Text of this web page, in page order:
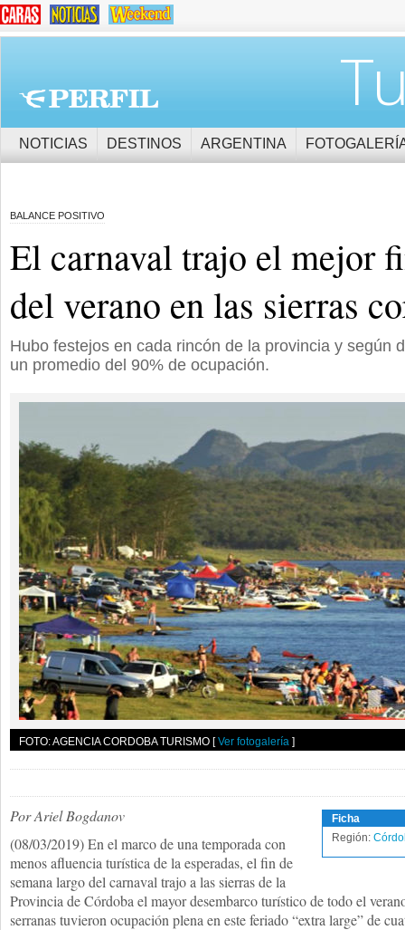
NOTICIAS DESTINOS ARGENTINA
BALANCE POSITIVO
El carnaval trajo el mejor
del verano en las sierras
Hubo festejos en cada rincón de la provincia y según
un promedio del 90% de ocupación.
FOTO: AGENCIA CORDOBA TURISMO [Ver fotogalería ]
Ficha
Región:
Por Ariel Bogdanov
(08/03/2019) En el marco de una temporada con
menos afluencia turística de la esperadas, el fin de
semana largo del carnaval trajo a las sierras de la
Provincia de Córdoba el mayor desembarco turístico de todo el
serranas tuvieron ocupación plena en este feriado “extra large” de